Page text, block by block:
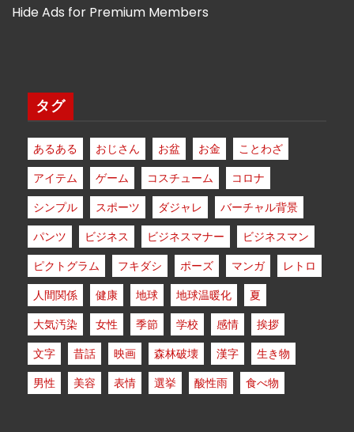
Hide Ads for Premium Members
タグ
あるある おじさん お盆 お金
ことわざ
アイテム
ゲーム コスチューム
コロナ
シンプル
スポーツ ダジャレ
バーチャル背景
パンツ
ビジネス ビジネスマナー
ビジネスマン
ピクトグラム
フキダシ ポーズ マンガ
レトロ
人間関係
健康 地球 地球温暖化
夏
大気汚染
女性 季節 学校 感情
挨拶
文字
昔話 映画 森林破壊 漢字
生き物
男性
美容 表情 選挙 酸性雨 食べ物